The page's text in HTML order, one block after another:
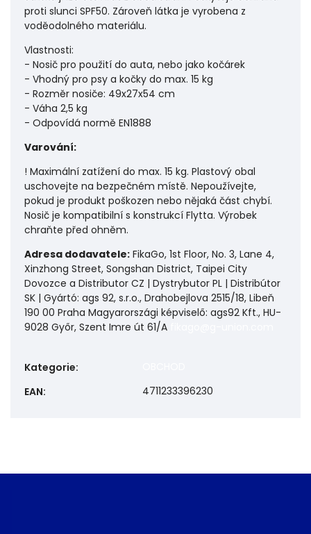
proti slunci SPF50. Zároveň látka je vyrobena z
voděodolného materiálu.
Vlastnosti:
- Nosič pro použití do auta, nebo jako kočárek
- Vhodný pro psy a kočky do max. 15 kg
- Rozměr nosiče: 49x27x54 cm
- Váha 2,5 kg
- Odpovídá normě EN1888
Varování:
! Maximální zatížení do max. 15 kg. Plastový obal
uschovejte na bezpečném místě. Nepoužívejte,
pokud je produkt poškozen nebo nějaká část chybí.
Nosič je kompatibilní s konstrukcí Flytta. Výrobek
chraňte před ohněm.
Adresa dodavatele: FikaGo, 1st Floor, No. 3, Lane 4,
Xinzhong Street, Songshan District, Taipei City
Dovozce a Distributor CZ | Dystrybutor PL | Distribútor
SK | Gyártó: ags 92, s.r.o., Drahobejlova 2515/18, Libeň
190 00 Praha Magyarországi képviselő: ags92 Kft., HU-
9028 Győr, Szent Imre út 61/A
Kategorie:
EAN: 4711233396230